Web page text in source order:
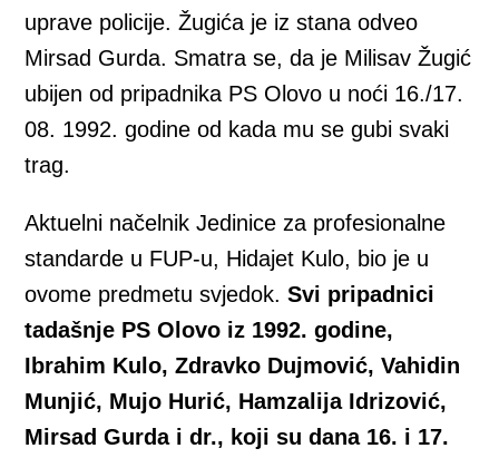
uprave policije. Žugića je iz stana odveo
Mirsad Gurda. Smatra se, da je Milisav Žugić
ubijen od pripadnika PS Olovo u noći 16./17.
08. 1992. godine od kada mu se gubi svaki
trag.
Aktuelni načelnik Jedinice za profesionalne
standarde u FUP-u, Hidajet Kulo, bio je u
ovome predmetu svjedok.Svi pripadnici
tadašnje PS Olovo iz 1992. godine,
Ibrahim Kulo, Zdravko Dujmović, Vahidin
Munjić, Mujo Hurić, Hamzalija Idrizović,
Mirsad Gurda i dr., koji su dana 16. i 17.